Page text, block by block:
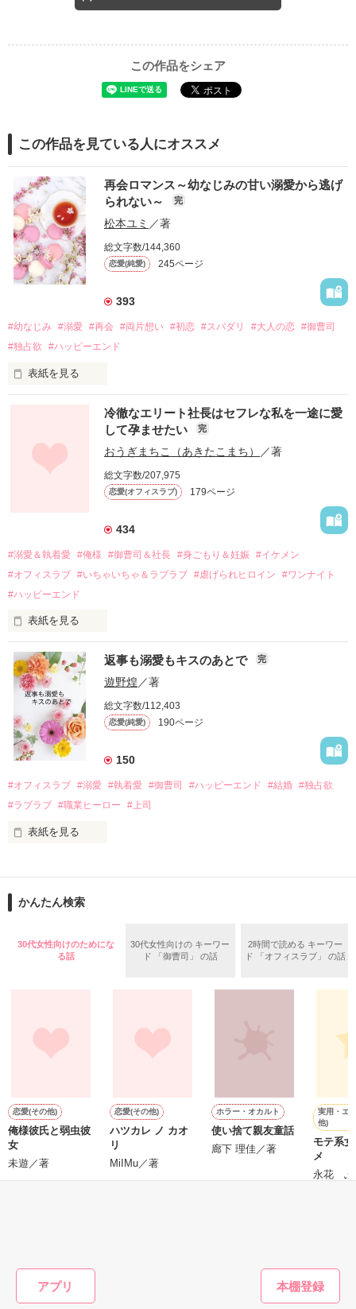
アプリ
この作品をシェア
この作品を見ている人にオススメ
再会ロマンス～幼なじみの甘い溺愛から逃げ
られない～
完
松本ユミ ／著
総文字数/144,360
恋愛(純愛) 245ページ
393
#幼なじみ #溺愛 #再会 #両片想い #初恋 #スパダリ #大人の恋 #御曹司
#独占欲
#ハッピーエンド
表紙を見る
幼なじみの哲平に淡い恋心を抱いていた美桜。
しかし、ある出来事をきっかけに二人の関係は壊れてしまう。
関係修復もできないまま、美桜は両親の離婚によって
引っ越すことになり、哲平とも離れ離れになった。
それから約十二年後。
過去の傷から、二度と会いたくないと思っていた哲平に
運命のような再会を果たす。
酔った勢いで一夜を共にしてしまった。
さらに、美桜が初めてだと知った哲平は
『責任をとる、結婚しよう』と真っ直ぐに告げてきた。
戸惑う美桜とは裏腹に、好きという気持ちを隠すことなく
甘やかしてくる。
そんなある日、哲平は美桜がストーカー被害に
遭っていることを知る。
美桜を守るため、哲平は同居を提案してきて――。
夏木美桜(なつきみお)
鳴海哲平 (なるみてっぺい)
2026.6.5～2026.7.25
＊以前、公開していた話の改稿版です＊
作品を読む
冷徹なエリート社長はセフレな私を一途に愛
して孕ませたい
完
おうぎまちこ（あきたこまち） ／著
総文字数/207,975
恋愛(オフィスラブ) 179ページ
434
#溺愛＆執着愛 #俺様 #御曹司＆社長 #身ごもり＆妊娠 #イケメン
#オフィスラブ #いちゃいちゃ＆ラブラブ #虐げられヒロイン
#ワンナイト
#ハッピーエンド
表紙を見る
おかしな噂を流されて前の職場でうまくいかなかった梅田美
桜は、海外で傷心旅行をしていたところ、日本人美青年と出会
い、酒の勢いもあり一夜限りの関係となる。
帰国後、美桜は新しい職場でワンナイトした美青年と再会。
なんと彼の正体は、とある財閥御曹司にも関わらず、一族を離
れて起業した新進気鋭の実業家、社内でも冷徹だと評判な社長
――御影恭司その人だったのだ――！
なぜか恭司から飼い猫の世話係を命じられた美桜は、猫の世
の関係となってしまい――？
返事も溺愛もキスのあとで 完
遊野煌／著
総文字数/112,403
恋愛(純愛) 190ページ
150
#オフィスラブ #溺愛 #執着愛 #御曹司 #ハッピーエンド #結婚 #独占欲
#ラブラブ #職業ヒーロー #上司
表紙を見る
ションの企画戦略室で働いている。
めた、同期で恋人の石垣守（26）がいるのだが、後輩の姫原由
いた。
守と由羅から『便利屋雛子』と馬鹿にされ、一人こっそり泣い
鷹哉『宜しくな、俺の雛子』🦅
雛子『俺の……ひぃ、雛子？！！！』🐥
※表紙も作中使用の画像も全てフリー素材です。
※執筆期間2026.6.3〜7.20完結です。
※他サイトさんにて恋愛トレンド1位でした〜良かったら読ん
で頂けると嬉しいです。
かんたん検索
30代女性向けのためにな
る話
30代女性向けの キーワー
ド 「御曹司」 の話
2時間で読める キーワー
ド 「オフィスラブ」 の話
恋愛(その他)
俺様彼氏と弱虫彼
女
未遊／著
恋愛(その他)
ハツカレ ノ カオ
リ
MiIMu／著
ホラー・オカルト
使い捨て親友童話
廊下 理佳／著
実用・エ
他)
モテ系
メ
永花 ふ